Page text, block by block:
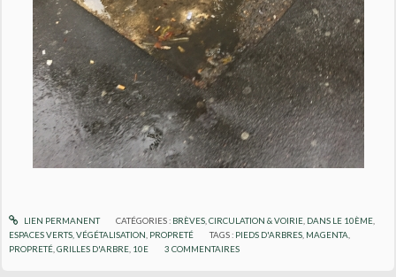
LIEN PERMANENT CATÉGORIES : BRÈVES, CIRCULATION & VOIRIE, DANS LE 10ÈME,
ESPACES VERTS, VÉGÉTALISATION PROPRETÉ TAGS : PIEDS D'ARBRES MAGENTA
PROPRETÉ ,GRILLES D'ARBRE 10E 3 COMMENTAIRES